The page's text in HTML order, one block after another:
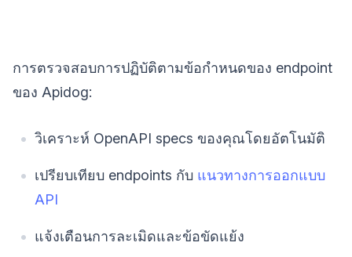
การตรวจสอบการปฏิบัติตามข้อกำหนดของ endpoint
ของ Apidog:
วิเคราะห์ OpenAPI specs ของคุณโดยอัตโนมัติ
เปรียบเทียบ endpoints กับ แนวทางการออกแบบ
API
แจ้งเตือนการละเมิดและข้อขัดแย้ง